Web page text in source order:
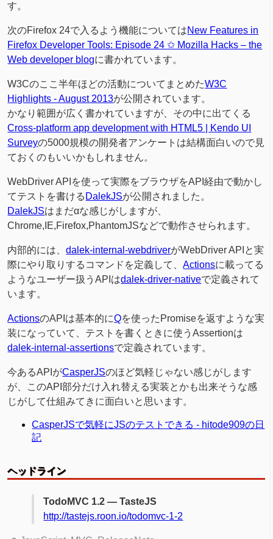
す。
次のFirefox 24で入るよう機能についてはNew Features in
Firefox Developer Tools: Episode 24 ✩ Mozilla Hacks – the
Web developer blogに書かれています。
W3Cのここ半年ほどの活動についてまとめたW3C
Highlights - August 2013が公開されています。
かなり範囲が広く書かれていますが、その中に出てくる
Cross-platform app development with HTML5 | Kendo UI
Surveyの5000規模の開発者アンケートは結構面白いので見
ておくのもいいかもしれません。
WebDriver APIを使って実際をブラウザをAPI経由で動かし
てテストを書ける DalekJSが公開されました。
DalekJSはまだαな感じがしますが、
Chrome,IE,Firefox,PhantomJSなどで動作させられます。
内部的には、dalek-internal-webdriverがWebDriver APIと実
際にやり取りするコマンドを定義して、Actionsに載ってる
ようなユーザー扱うAPIはdalek-driver-nativeで定義されて
います。
ActionsのAPIは基本的にQを使ったPromiseを返すような実
装になっていて、テストを書くときに使うAssertionは
dalek-internal-assertionsで定義されています。
今あるAPIがCasperJSのほど気軽じゃない感じがします
が、このAPI部分だけ入れ替える実装とかも出来そうな感
じがして仕組みてきに面白いと思います。
CasperJSで気軽にJSのテストできる - hitode909の日
記
ヘッドライン
TodoMVC 1.2 — TasteJS
http://tastejs.roon.io/todomvc-1-2